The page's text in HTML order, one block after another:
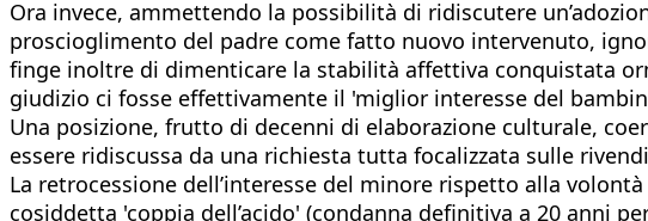
Ora invece, ammettendo la possibilità di ridiscutere
proscioglimento del padre come fatto nuovo intervenuto,
finge inoltre di dimenticare la stabilità affettiva conquistata
giudizio ci fosse effettivamente il 'miglior interesse del
Una posizione, frutto di decenni di elaborazione culturale,
essere ridiscussa da una richiesta tutta focalizzata sulle
La retrocessione dell’interesse del minore rispetto alla
cosiddetta 'coppia dell’acido' (condanna definitiva a 20 anni